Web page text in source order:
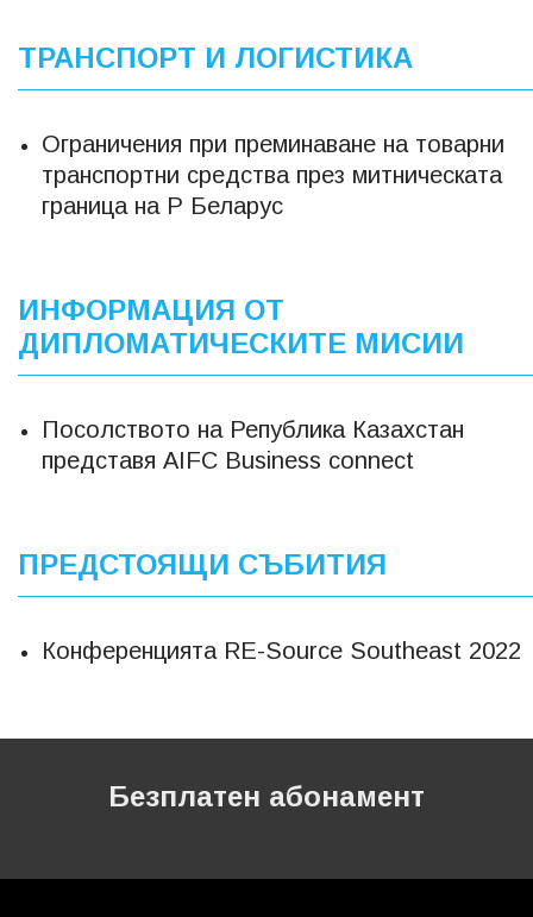
ТРАНСПОРТ И ЛОГИСТИКА
Ограничения при преминаване на товарни
транспортни средства през митническата
граница на Р Беларус
ИНФОРМАЦИЯ ОТ
ДИПЛОМАТИЧЕСКИТЕ МИСИИ
Посолството на Република Казахстан
представя AIFC Business connect
ПРЕДСТОЯЩИ СЪБИТИЯ
Конференцията RE-Source Southeast 2022
Безплатен абонамент